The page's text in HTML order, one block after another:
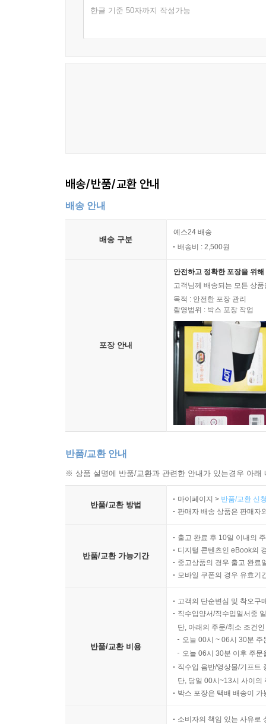
한글 기준 50자까지 작성가능
배송/반품/교환 안내
배송 안내
배송 구분
예스24 배송
배송비 : 2,500원
포장 안내
안전하고 정확한 포장을 위
고객님께 배송되는 모든 상
목적 : 안전한 포장 관리
촬영범위 : 박스 포장 작업
반품/교환 안내
※ 상품 설명에 반품/교환과 관련한 안내가 있는경우 아
반품/교환 방법
마이페이지 > 반품/교환 신
판매자 배송 상품은 판매자
반품/교환 가능기간
출고 완료 후 10일 이내의
디지털 콘텐츠인 eBook의
중고상품의 경우 출고 완료
모바일 쿠폰의 경우 유효기
반품/교환 비용
고객의 단순변심 및 착오구
직수입양서/직수입일서중
단, 아래의 주문/취소 조건
오늘 00시 ~ 06시 30분
오늘 06시 30분 이후 주
직수입 음반/영상물/기프트
단, 당일 00시~13시 사이의
박스 포장은 택배 배송이
소비자의 책임 있는 사유로